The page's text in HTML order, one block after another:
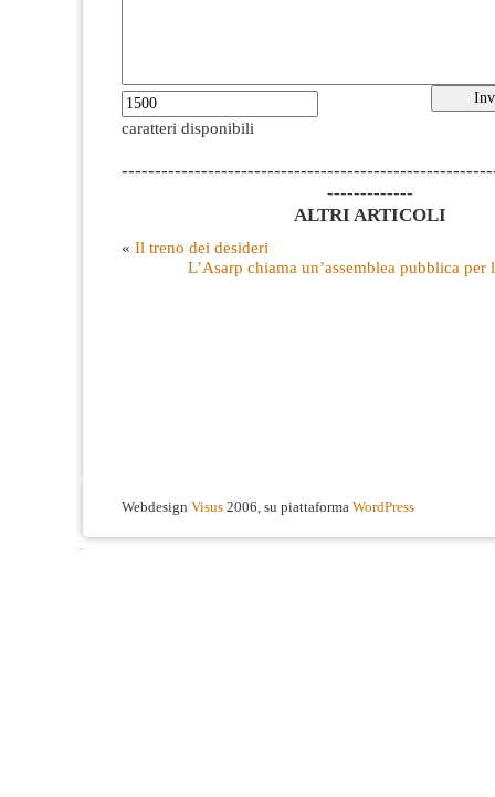
caratteri disponibili
-------------
ALTRI ARTICOLI
« Il treno dei desideri
L’Asarp chiama un’assemblea pubblica per
Webdesign Visus 2006, su piattaforma WordPress